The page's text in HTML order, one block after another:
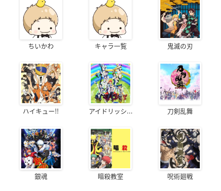
ちいかわ キャラ一覧 鬼滅の刃
ハイキュー!! アイドリッシ... 刀剣乱舞
銀魂 暗殺教室 呪術廻戦